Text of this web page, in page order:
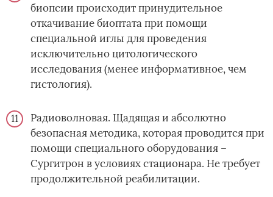
биопсии происходит принудительное
откачивание биоптата при помощи
специальной иглы для проведения
исключительно цитологического
исследования (менее информативное, чем
гистология).
Радиоволновая. Щадящая и абсолютно
безопасная методика, которая проводится при
помощи специального оборудования –
Сургитрон в условиях стационара. Не требует
продолжительной реабилитации.